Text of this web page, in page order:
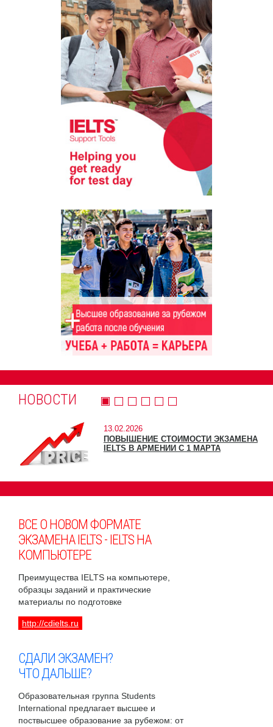
НОВОСТИ
13.02.2026
ПОВЫШЕНИЕ СТОИМОСТИ ЭКЗАМЕНА
IELTS В АРМЕНИИ С 1 МАРТА
ВСЕ О НОВОМ ФОРМАТЕ
ЭКЗАМЕНА IELTS - IELTS НА
КОМПЬЮТЕРЕ
Преимущества IELTS на компьютере,
образцы заданий и практические
материалы по подготовке
http://cdielts.ru
СДАЛИ ЭКЗАМЕН?
ЧТО ДАЛЬШЕ?
Образовательная группа Students
International предлагает высшее и
поствысшее образование за рубежом: от